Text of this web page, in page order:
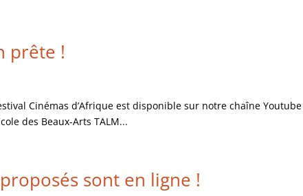
prête !
Cinémas d’Afrique est disponible sur notre chaîne
des Beaux-Arts TALM...
sont en ligne !